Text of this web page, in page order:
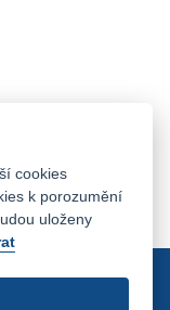
cookies
k porozumění
uloženy